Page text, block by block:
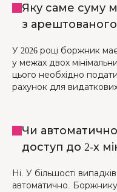
Яку саме суму
з арештованого
У 2026 році боржник
у межах двох
цього необхідно
рахунок для
Чи
доступ до 2-х
Ні. У більшості
автоматично.